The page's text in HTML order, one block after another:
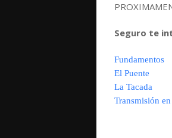
Seguro te
Fundamentos
El Puente
La Tacada
Transmisión